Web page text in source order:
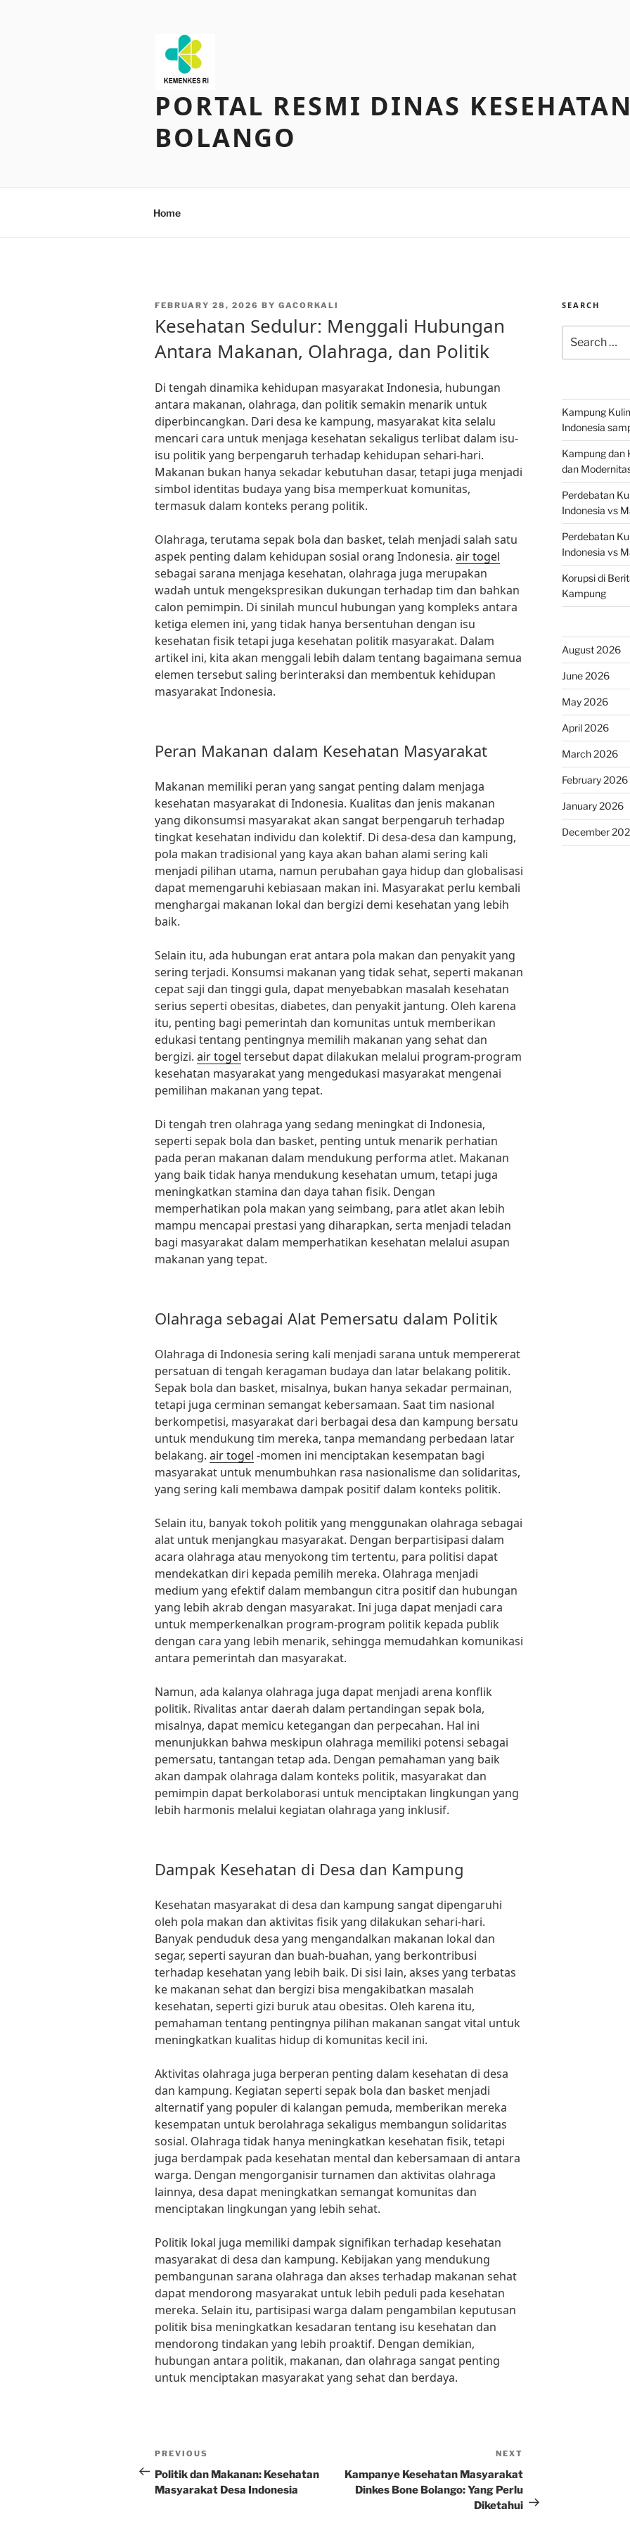
PORTAL RESMI DINAS
BOLANGO
Home
POSTED
FEBRUARY 28, 2026 BY GACORKALI
Kesehatan Sedulur: Menggali Hubungan
Antara Makanan, Olahraga, dan Politik
Di tengah dinamika kehidupan masyarakat Indonesia, hubungan
antara makanan, olahraga, dan politik semakin menarik untuk
diperbincangkan. Dari desa ke kampung, masyarakat kita selalu
mencari cara untuk menjaga kesehatan sekaligus terlibat dalam isu-
isu politik yang berpengaruh terhadap kehidupan sehari-hari.
Makanan bukan hanya sekadar kebutuhan dasar, tetapi juga menjadi
simbol identitas budaya yang bisa memperkuat komunitas,
termasuk dalam konteks perang politik.
Olahraga, terutama sepak bola dan basket, telah menjadi salah satu
aspek penting dalam kehidupan sosial orang Indonesia. air togel
sebagai sarana menjaga kesehatan, olahraga juga merupakan
wadah untuk mengekspresikan dukungan terhadap tim dan bahkan
calon pemimpin. Di sinilah muncul hubungan yang kompleks antara
ketiga elemen ini, yang tidak hanya bersentuhan dengan isu
kesehatan fisik tetapi juga kesehatan politik masyarakat. Dalam
artikel ini, kita akan menggali lebih dalam tentang bagaimana semua
elemen tersebut saling berinteraksi dan membentuk kehidupan
masyarakat Indonesia.
Peran Makanan dalam Kesehatan Masyarakat
Makanan memiliki peran yang sangat penting dalam menjaga
kesehatan masyarakat di Indonesia. Kualitas dan jenis makanan
yang dikonsumsi masyarakat akan sangat berpengaruh terhadap
tingkat kesehatan individu dan kolektif. Di desa-desa dan kampung,
pola makan tradisional yang kaya akan bahan alami sering kali
menjadi pilihan utama, namun perubahan gaya hidup dan globalisasi
dapat memengaruhi kebiasaan makan ini. Masyarakat perlu kembali
menghargai makanan lokal dan bergizi demi kesehatan yang lebih
baik.
Selain itu, ada hubungan erat antara pola makan dan penyakit yang
sering terjadi. Konsumsi makanan yang tidak sehat, seperti makanan
cepat saji dan tinggi gula, dapat menyebabkan masalah kesehatan
serius seperti obesitas, diabetes, dan penyakit jantung. Oleh karena
itu, penting bagi pemerintah dan komunitas untuk memberikan
edukasi tentang pentingnya memilih makanan yang sehat dan
bergizi. air togel tersebut dapat dilakukan melalui program-program
kesehatan masyarakat yang mengedukasi masyarakat mengenai
pemilihan makanan yang tepat.
Di tengah tren olahraga yang sedang meningkat di Indonesia,
seperti sepak bola dan basket, penting untuk menarik perhatian
pada peran makanan dalam mendukung performa atlet. Makanan
yang baik tidak hanya mendukung kesehatan umum, tetapi juga
meningkatkan stamina dan daya tahan fisik. Dengan
memperhatikan pola makan yang seimbang, para atlet akan lebih
mampu mencapai prestasi yang diharapkan, serta menjadi teladan
bagi masyarakat dalam memperhatikan kesehatan melalui asupan
makanan yang tepat.
Olahraga sebagai Alat Pemersatu dalam Politik
Olahraga di Indonesia sering kali menjadi sarana untuk mempererat
persatuan di tengah keragaman budaya dan latar belakang politik.
Sepak bola dan basket, misalnya, bukan hanya sekadar permainan,
tetapi juga cerminan semangat kebersamaan. Saat tim nasional
berkompetisi, masyarakat dari berbagai desa dan kampung bersatu
untuk mendukung tim mereka, tanpa memandang perbedaan latar
belakang. air togel -momen ini menciptakan kesempatan bagi
masyarakat untuk menumbuhkan rasa nasionalisme dan solidaritas,
yang sering kali membawa dampak positif dalam konteks politik.
Selain itu, banyak tokoh politik yang menggunakan olahraga sebagai
alat untuk menjangkau masyarakat. Dengan berpartisipasi dalam
acara olahraga atau menyokong tim tertentu, para politisi dapat
mendekatkan diri kepada pemilih mereka. Olahraga menjadi
medium yang efektif dalam membangun citra positif dan hubungan
yang lebih akrab dengan masyarakat. Ini juga dapat menjadi cara
untuk memperkenalkan program-program politik kepada publik
dengan cara yang lebih menarik, sehingga memudahkan komunikasi
antara pemerintah dan masyarakat.
Namun, ada kalanya olahraga juga dapat menjadi arena konflik
politik. Rivalitas antar daerah dalam pertandingan sepak bola,
misalnya, dapat memicu ketegangan dan perpecahan. Hal ini
menunjukkan bahwa meskipun olahraga memiliki potensi sebagai
pemersatu, tantangan tetap ada. Dengan pemahaman yang baik
akan dampak olahraga dalam konteks politik, masyarakat dan
pemimpin dapat berkolaborasi untuk menciptakan lingkungan yang
lebih harmonis melalui kegiatan olahraga yang inklusif.
Dampak Kesehatan di Desa dan Kampung
Kesehatan masyarakat di desa dan kampung sangat dipengaruhi
oleh pola makan dan aktivitas fisik yang dilakukan sehari-hari.
Banyak penduduk desa yang mengandalkan makanan lokal dan
segar, seperti sayuran dan buah-buahan, yang berkontribusi
terhadap kesehatan yang lebih baik. Di sisi lain, akses yang terbatas
ke makanan sehat dan bergizi bisa mengakibatkan masalah
kesehatan, seperti gizi buruk atau obesitas. Oleh karena itu,
pemahaman tentang pentingnya pilihan makanan sangat vital untuk
meningkatkan kualitas hidup di komunitas kecil ini.
Aktivitas olahraga juga berperan penting dalam kesehatan di desa
dan kampung. Kegiatan seperti sepak bola dan basket menjadi
alternatif yang populer di kalangan pemuda, memberikan mereka
kesempatan untuk berolahraga sekaligus membangun solidaritas
sosial. Olahraga tidak hanya meningkatkan kesehatan fisik, tetapi
juga berdampak pada kesehatan mental dan kebersamaan di antara
warga. Dengan mengorganisir turnamen dan aktivitas olahraga
lainnya, desa dapat meningkatkan semangat komunitas dan
menciptakan lingkungan yang lebih sehat.
Politik lokal juga memiliki dampak signifikan terhadap kesehatan
masyarakat di desa dan kampung. Kebijakan yang mendukung
pembangunan sarana olahraga dan akses terhadap makanan sehat
dapat mendorong masyarakat untuk lebih peduli pada kesehatan
mereka. Selain itu, partisipasi warga dalam pengambilan keputusan
politik bisa meningkatkan kesadaran tentang isu kesehatan dan
mendorong tindakan yang lebih proaktif. Dengan demikian,
hubungan antara politik, makanan, dan olahraga sangat penting
untuk menciptakan masyarakat yang sehat dan berdaya.
Post
navigation
Previous
Post
PREVIOUS
Politik dan Makanan: Kesehatan
Masyarakat Desa Indonesia
Post
NEXT
Kampanye Kesehatan Masyarakat
Dinkes Bone Bolango: Yang Perlu
Diketahui
SEARCH
for:
Kampung
Indonesia
Kampung dan
dan
Perdebatan
Indonesia vs
Perdebatan
Indonesia vs
Korupsi di
Kampung
August 2026
June 2026
May 2026
April 2026
March 2026
February 2026
January 2026
December